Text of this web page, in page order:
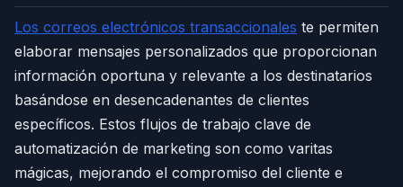
Los correos electrónicos transaccionales te permiten
elaborar mensajes personalizados que proporcionan
información oportuna y relevante a los destinatarios
basándose en desencadenantes de clientes
específicos. Estos flujos de trabajo clave de
automatización de marketing son como varitas
mágicas, mejorando el compromiso del cliente e